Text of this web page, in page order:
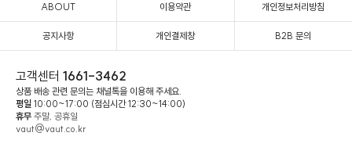
ABOUT 이용약관 개인정보처리방침
공지사항 개인결제창 B2B 문의
고객센터 1661-3462
상품 배송 관련 문의는 채널톡을 이용해 주세요.
평일 10:00~17:00 (점심시간 12:30~14:00)
휴무 주말, 공휴일
vaut@vaut.co.kr